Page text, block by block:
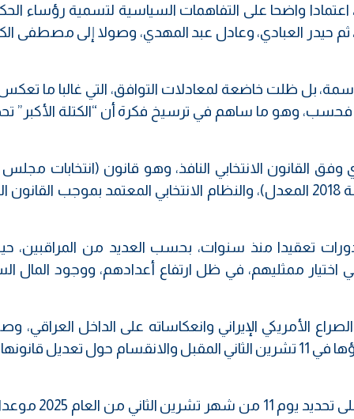
الدورات النيابية المتعاقبة منذ 2005، اعتمادا واضحا على التفاهمات السياسية لتسمية
ثم حيدر العبادي، وعادل عبد المهدي، وصولا إلى مصطفى
بل ظلت خاضعة لمعادلات التوافق، التي غالبا ما
فحسب، وهو ما ساهم في ترسيخ فكرة أن “الكتلة الأكبر”
وفق القانون الانتخابي النافذ، وهو قانون (انتخابات مجلس
ومجالس المحافظات والاقضية رقم (12) لسنة 2018 المعدل)، والنظام الانتخابي المعتمد بموجب
تعقيدا منذ سنوات، بحسب العديد من المراقبين،
ممثليهم، في ظل ارتفاع أعدادهم، ووجود المال
الأمريكي الإيراني وانعكاساته على الداخل العراقي،
الخلافات السياسية حول الانتخابات المقرر إجراؤها في 11 تشرين الثاني المقبل والانقسام حول تعديل
وصوّت مجلس الوزراء، في 9 نيسان الماضي، على